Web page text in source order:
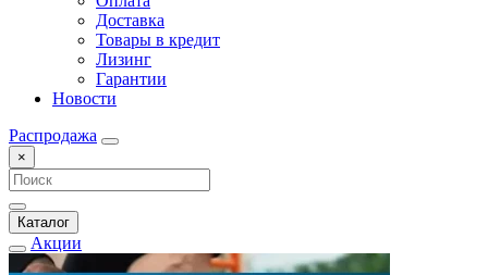
Доставка
Товары в кредит
Лизинг
Гарантии
Новости
Распродажа
×
Каталог
Акции